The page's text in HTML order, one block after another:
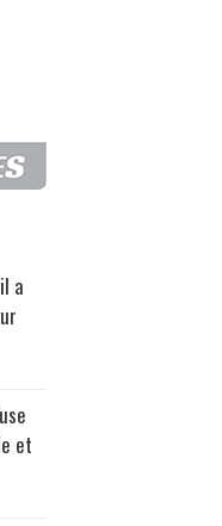
a
et